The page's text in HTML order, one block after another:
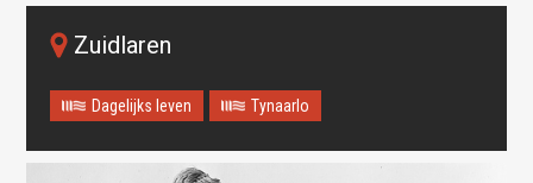
Zuidlaren
Dagelijks leven Tynaarlo